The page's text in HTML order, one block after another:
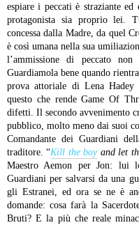
espiare i peccati è straziante ed
protagonista sia proprio lei.
concessa dalla Madre, da quel
è così umana nella sua
l’ammissione di peccato
Guardiamola bene quando
prova attoriale di Lena Hadey
questo che rende Game Of
difetti. Il secondo avvenimento
pubblico, molto meno dai suoi
Comandante dei Guardiani
traditore. “Kill the boyand let
Maestro Aemon per Jon: lui
Guardiani per salvarsi da una
gli Estranei, ed ora se ne è
domande: cosa farà la
Bruti? E la più che reale